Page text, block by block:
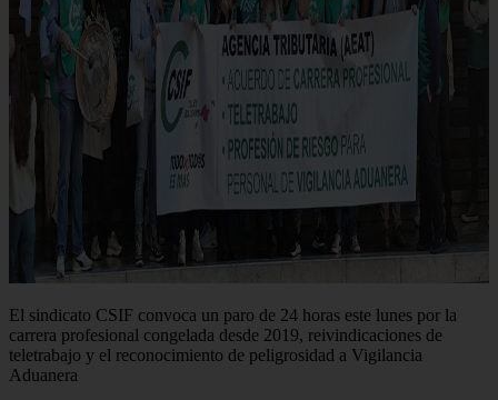
El sindicato CSIF convoca un paro de 24 horas este lunes por la
carrera profesional congelada desde 2019, reivindicaciones de
teletrabajo y el reconocimiento de peligrosidad a Vigilancia
Aduanera